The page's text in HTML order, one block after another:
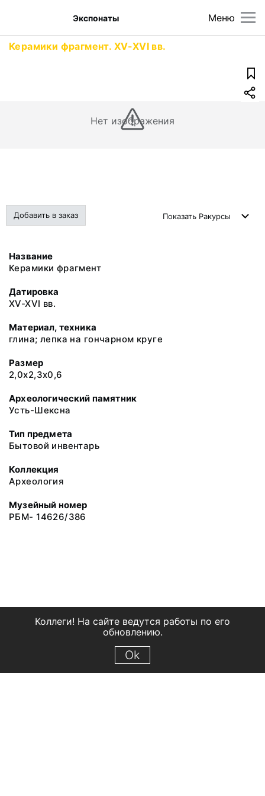
Меню
Экспонаты
Керамики фрагмент. XV-XVI вв.
Нет изображения
Добавить в заказ Показать Ракурсы
Название
Керамики фрагмент
Датировка
XV-XVI вв.
Материал, техника
глина; лепка на гончарном круге
Размер
2,0х2,3х0,6
Археологический памятник
Усть-Шексна
Тип предмета
Бытовой инвентарь
Коллекция
Археология
Музейный номер
РБМ- 14626/386
Коллеги! На сайте ведутся работы по его
обновлению.
Ok